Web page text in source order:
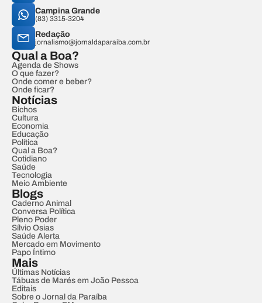
Campina Grande
(83) 3315-3204
Redação
jornalismo@jornaldaparaiba.com.br
Qual a Boa?
Agenda de Shows
O que fazer?
Onde comer e beber?
Onde ficar?
Notícias
Bichos
Cultura
Economia
Educação
Política
Qual a Boa?
Cotidiano
Saúde
Tecnologia
Meio Ambiente
Blogs
Caderno Animal
Conversa Política
Pleno Poder
Sílvio Osias
Saúde Alerta
Mercado em Movimento
Papo Íntimo
Mais
Últimas Notícias
Tábuas de Marés em João Pessoa
Editais
Sobre o Jornal da Paraíba